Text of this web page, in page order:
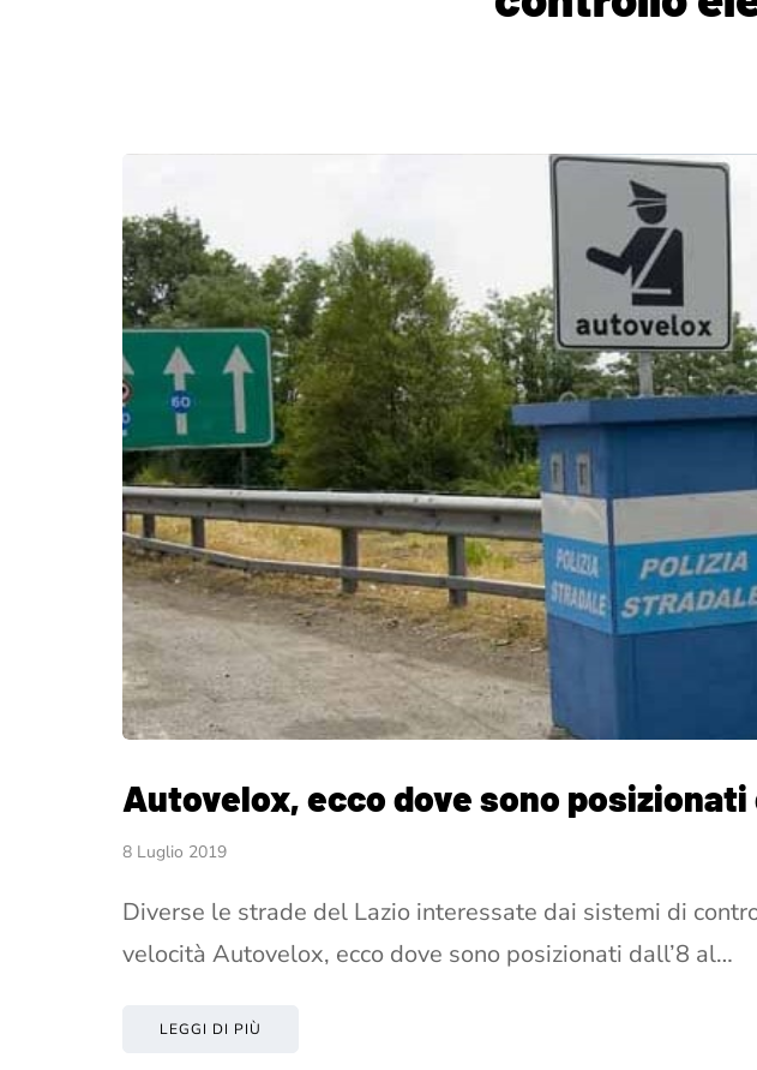
Autovelox, ecco dove sono posizionati
8 Luglio 2019
Diverse le strade del Lazio interessate dai sistemi di
velocità Autovelox, ecco dove sono posizionati dall’8 al…
LEGGI DI PIÙ